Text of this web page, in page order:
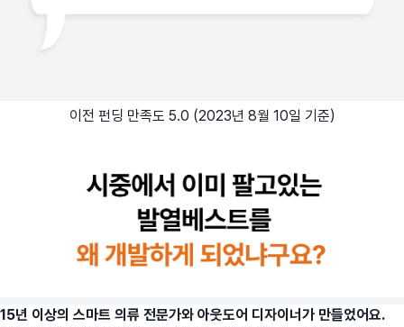
이전 펀딩 만족도 5.0 (2023년 8월 10일 기준)
15년 이상의 스마트 의류 전문가와 아웃도어 디자이너가 만들었어요.